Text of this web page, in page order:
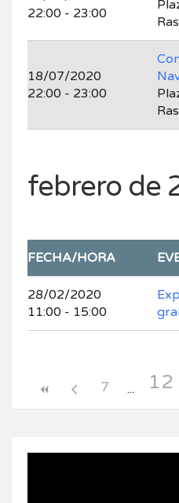
22:00 - 23:00
18/07/2020
22:00 - 23:00
febrero de
FECHA/HORA
28/02/2020
11:00 - 15:00
7 12